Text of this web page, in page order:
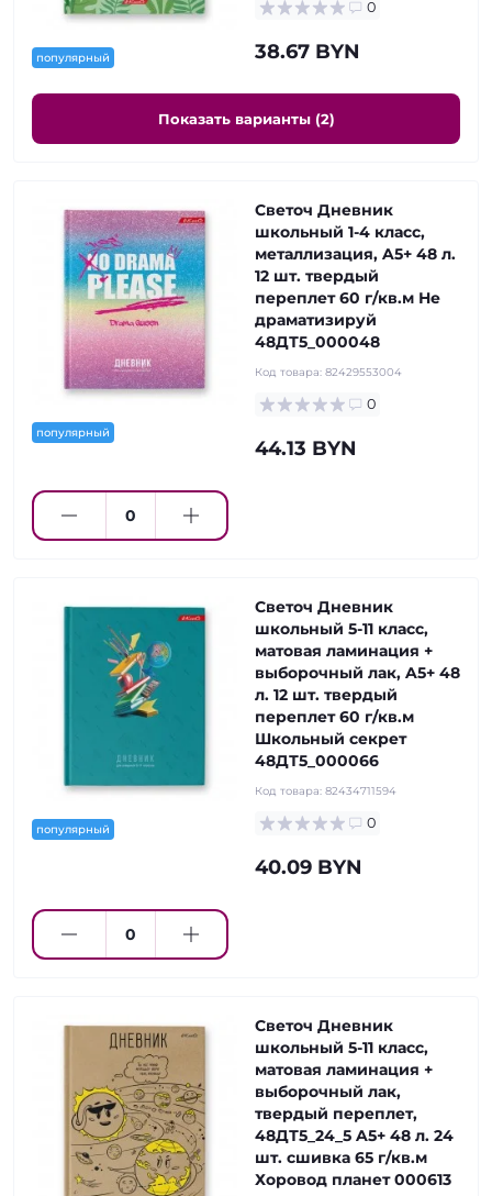
популярный
0
38.67 BYN
Показать варианты (2)
популярный
Светоч Дневник
школьный 1-4 класс,
металлизация, A5+ 48 л.
12 шт. твердый
переплет 60 г/кв.м Не
драматизируй
48ДТ5_000048
Код товара: 82429553004
0
44.13 BYN
популярный
Светоч Дневник
школьный 5-11 класс,
матовая ламинация +
выборочный лак, A5+ 48
л. 12 шт. твердый
переплет 60 г/кв.м
Школьный секрет
48ДТ5_000066
Код товара: 82434711594
0
40.09 BYN
Светоч Дневник
школьный 5-11 класс,
матовая ламинация +
выборочный лак,
твердый переплет,
48ДТ5_24_5 A5+ 48 л. 24
шт. сшивка 65 г/кв.м
Хоровод планет 000613